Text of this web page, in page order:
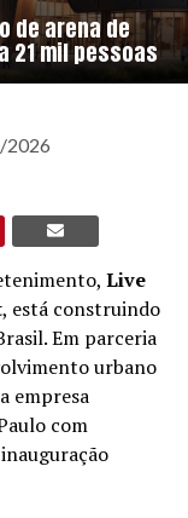
de arena de
21 mil pessoas
2026
Live
, está construindo
Em parceria
urbano
empresa
com